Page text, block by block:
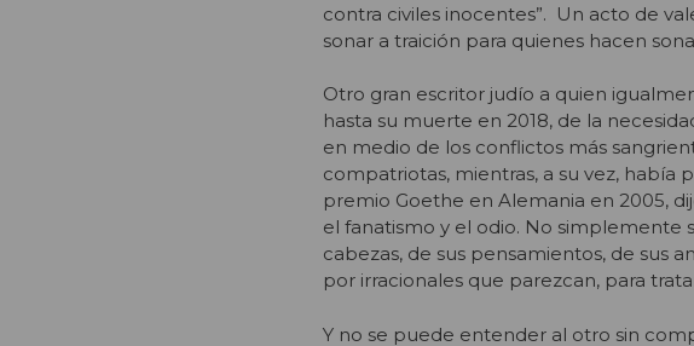
contra civiles inocentes”. Un acto de
sonar a traición para quienes hacen
Otro gran escritor judío a quien
hasta su muerte en 2018, de la
en medio de los conflictos más
compatriotas, mientras, a su vez, había
premio Goethe en Alemania en 2005,
el fanatismo y el odio. No simplemente
cabezas, de sus pensamientos, de sus
por irracionales que parezcan, para
Y no se puede entender al otro sin